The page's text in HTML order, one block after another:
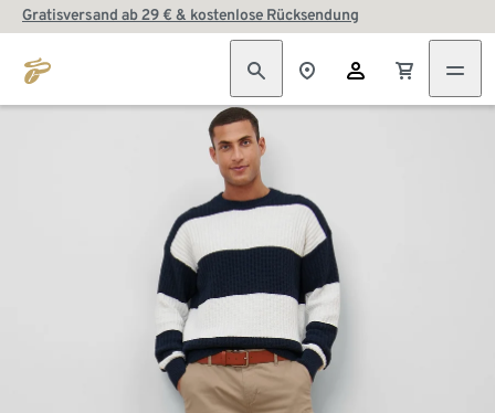
Gratisversand ab 29 € & kostenlose Rücksendung